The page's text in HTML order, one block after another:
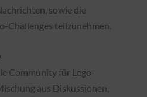
sowie die
Challenges teilzunehmen.
Community für Lego-
aus Diskussionen,